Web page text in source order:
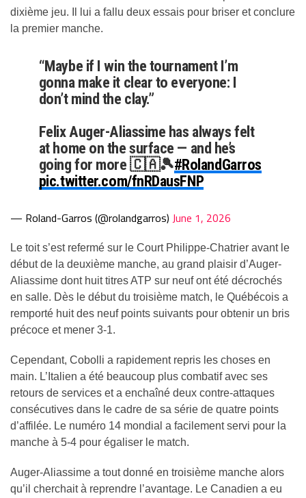
dixième jeu. Il lui a fallu deux essais pour briser et conclure
la premier manche.
“Maybe if I win the tournament I’m
gonna make it clear to everyone: I
don’t mind the clay.”
Felix Auger-Aliassime has always felt
at home on the surface — and he’s
going for more 🇨🇦🎾#RolandGarros
pic.twitter.com/fnRDausFNP
— Roland-Garros (@rolandgarros) June 1, 2026
Le toit s’est refermé sur le Court Philippe-Chatrier avant le
début de la deuxième manche, au grand plaisir d’Auger-
Aliassime dont huit titres ATP sur neuf ont été décrochés
en salle. Dès le début du troisième match, le Québécois a
remporté huit des neuf points suivants pour obtenir un bris
précoce et mener 3-1.
Cependant, Cobolli a rapidement repris les choses en
main. L’Italien a été beaucoup plus combatif avec ses
retours de services et a enchaîné deux contre-attaques
consécutives dans le cadre de sa série de quatre points
d’affilée. Le numéro 14 mondial a facilement servi pour la
manche à 5-4 pour égaliser le match.
Auger-Aliassime a tout donné en troisième manche alors
qu’il cherchait à reprendre l’avantage. Le Canadien a eu